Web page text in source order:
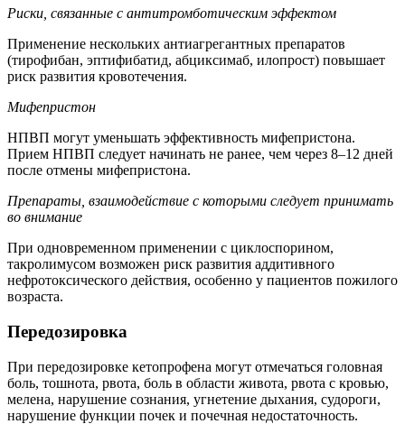
Риски, связанные с антитромботическим эффектом
Применение нескольких антиагрегантных препаратов
(тирофибан, эптифибатид, абциксимаб, илопрост) повышает
риск развития кровотечения.
Мифепристон
НПВП могут уменьшать эффективность мифепристона.
Прием НПВП следует начинать не ранее, чем через 8–12 дней
после отмены мифепристона.
Препараты, взаимодействие с которыми следует принимать
во внимание
При одновременном применении с циклоспорином,
такролимусом возможен риск развития аддитивного
нефротоксического действия, особенно у пациентов пожилого
возраста.
Передозировка
При передозировке кетопрофена могут отмечаться головная
боль, тошнота, рвота, боль в области живота, рвота с кровью,
мелена, нарушение сознания, угнетение дыхания, судороги,
нарушение функции почек и почечная недостаточность.